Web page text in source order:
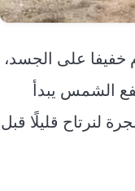
خفيفا على الجسد،
الشمس يبدأ
لنرتاح قليلًا قبل